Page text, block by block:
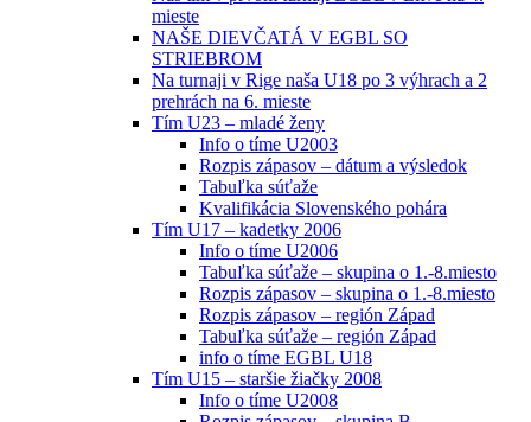
mieste
NAŠE DIEVČATÁ V EGBL SO
STRIEBROM
Na turnaji v Rige naša U18 po 3 výhrach a 2
prehrách na 6. mieste
Tím U23 – mladé ženy
Info o tíme U2003
Rozpis zápasov – dátum a výsledok
Tabuľka súťaže
Kvalifikácia Slovenského pohára
Tím U17 – kadetky 2006
Info o tíme U2006
Tabuľka súťaže – skupina o 1.-8.miesto
Rozpis zápasov – skupina o 1.-8.miesto
Rozpis zápasov – región Západ
Tabuľka súťaže – región Západ
info o tíme EGBL U18
Tím U15 – staršie žiačky 2008
Info o tíme U2008